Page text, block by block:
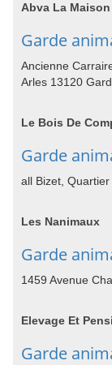
Abva La
Garde
Ancienne
Arles 13120
Le Bois De
Garde
all Bizet,
Les Nanimaux
Garde
1459 Avenue
Elevage Et
Garde